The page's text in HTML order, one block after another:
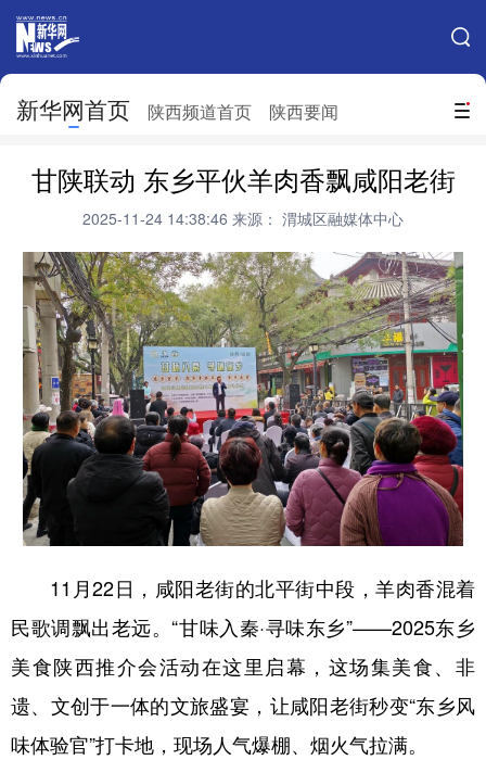
搜索
新华网首页 陕西频道首页 陕西要闻
网站地图
北京 天津 河北 山西
浙江 安徽 福建 江西
山东 河南 湖北 湖南
广东 广西 海南 重庆
四川 贵州 云南 西藏
陕西 甘肃 青海 宁夏
内蒙古 黑龙江
甘陕联动 东乡平伙羊肉香飘咸阳老街
2025-11-24 14:38:46 来源： 渭城区融媒体中心
11月22日，咸阳老街的北平街中段，羊肉香混着
民歌调飘出老远。“甘味入秦·寻味东乡”——2025东乡
美食陕西推介会活动在这里启幕，这场集美食、非
遗、文创于一体的文旅盛宴，让咸阳老街秒变“东乡风
味体验官”打卡地，现场人气爆棚、烟火气拉满。